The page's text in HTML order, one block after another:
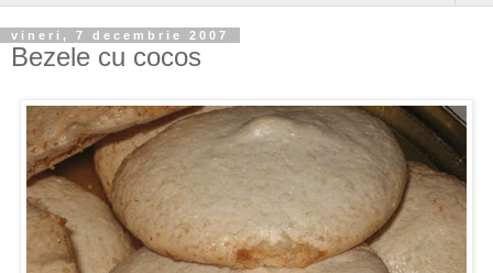
vineri, 7 decembrie 2007
Bezele cu cocos